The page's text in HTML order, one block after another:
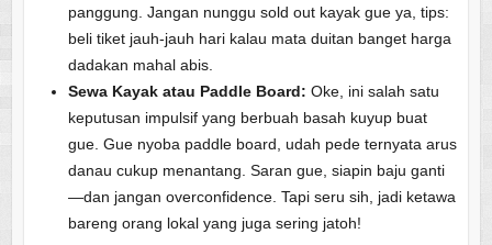
panggung. Jangan nunggu sold out kayak gue ya, tips:
beli tiket jauh-jauh hari kalau mata duitan banget harga
dadakan mahal abis.
Sewa Kayak atau Paddle Board: Oke, ini salah satu
keputusan impulsif yang berbuah basah kuyup buat
gue. Gue nyoba paddle board, udah pede ternyata arus
danau cukup menantang. Saran gue, siapin baju ganti
—dan jangan overconfidence. Tapi seru sih, jadi ketawa
bareng orang lokal yang juga sering jatoh!